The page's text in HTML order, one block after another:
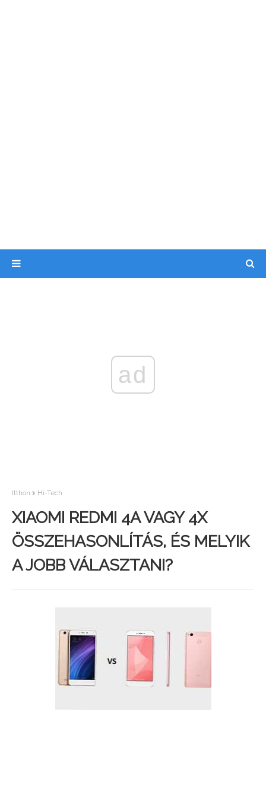
ad
Itthon Hi-Tech
XIAOMI REDMI 4A VAGY 4X
ÖSSZEHASONLÍTÁS, ÉS MELYIK
A JOBB VÁLASZTANI?